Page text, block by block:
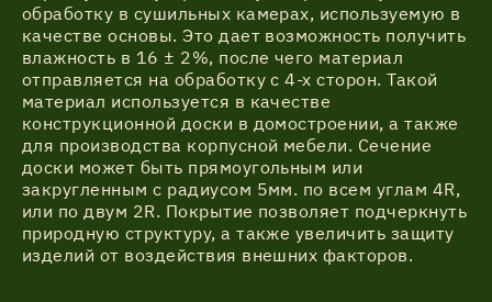
обработку в сушильных камерах, используемую в
качестве основы. Это дает возможность получить
влажность в 16 ± 2%, после чего материал
отправляется на обработку с 4-х сторон. Такой
материал используется в качестве
конструкционной доски в домостроении, а также
для производства корпусной мебели. Сечение
доски может быть прямоугольным или
закругленным с радиусом 5мм. по всем углам 4R,
или по двум 2R. Покрытие позволяет подчеркнуть
природную структуру, а также увеличить защиту
изделий от воздействия внешних факторов.